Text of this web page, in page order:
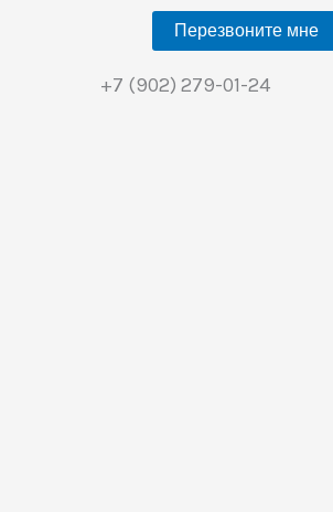
Перезвоните мне
+7 (902) 279-01-24